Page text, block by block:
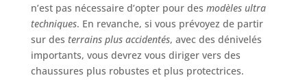
n’est pas nécessaire d’opter pour des modèles ultra
techniques. En revanche, si vous prévoyez de partir
sur des terrains plus accidentés, avec des dénivelés
importants, vous devrez vous diriger vers des
chaussures plus robustes et plus protectrices.